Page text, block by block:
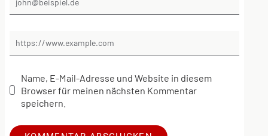
Name, E-Mail-Adresse und Website in diesem
Browser für meinen nächsten Kommentar
speichern.